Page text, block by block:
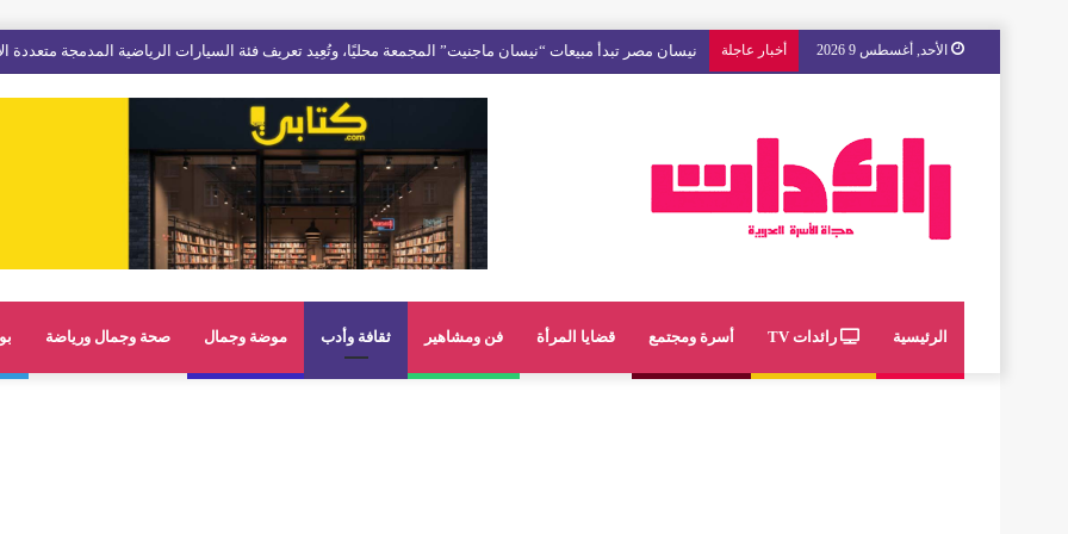
الأحد, أغسطس 9 2026 أخبار عاجلة مع « The Next Ad » ، إنوي يُسند حملته الإعلانية المقبلة إلى الشباب المغربي
الرئيسية رائدات TV أسرة ومجتمع قضايا المرأة فن ومشاهير ثقافة وأدب موضة وجمال صحة وجمال ورياضة